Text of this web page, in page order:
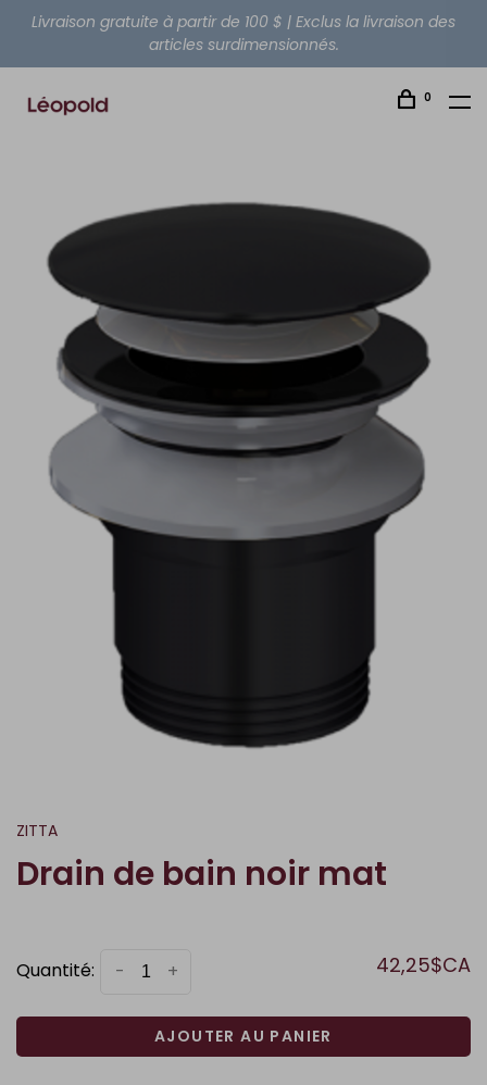
Livraison gratuite à partir de 100 $ | Exclus la livraison des
articles surdimensionnés.
0
ZITTA
Drain de bain noir mat
Quantité: +
- 42,25$CA
AJOUTER AU PANIER